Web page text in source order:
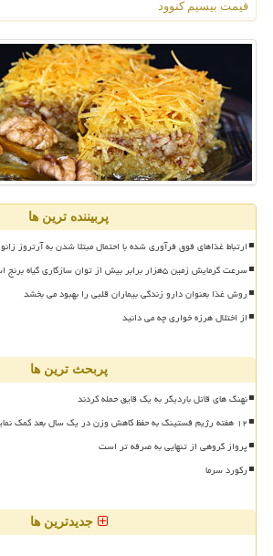
قیمت بیسیم کنوود
پربیننده ترین ها
ارتباط غذاهای فوق فرآوری شده با احتمال مبتلا شدن به آرتروز زانو
سرعت گرمایش زمین ۵هزار برابر بیش از توان سازگاری گیاه برنج است
روش غذا بعنوان دارو زندگی بیماران قلبی را بهبود می بخشد
از اختلال هرزه خواری چه می دانید
پربحث ترین ها
نهنگ های قاتل باردیگر به یک قایق حمله کردند
۱۲ هفته رژیم فستینگ به حفظ کاهش وزن در یک سال بعد کمک نماید
پرواز گروهی از تنهایی به صرفه تر است
رکورد سرما
جدیدترین ها